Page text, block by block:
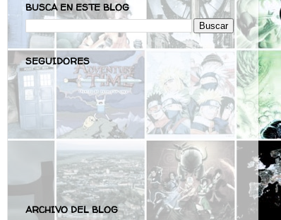
BUSCA EN ESTE BLOG
SEGUIDORES
ARCHIVO DEL BLOG